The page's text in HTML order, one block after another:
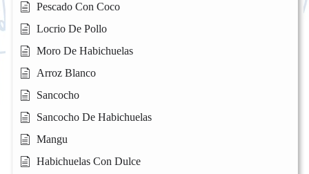
Pescado Con Coco
Locrio De Pollo
Moro De Habichuelas
Arroz Blanco
Sancocho
Sancocho De Habichuelas
Mangu
Habichuelas Con Dulce